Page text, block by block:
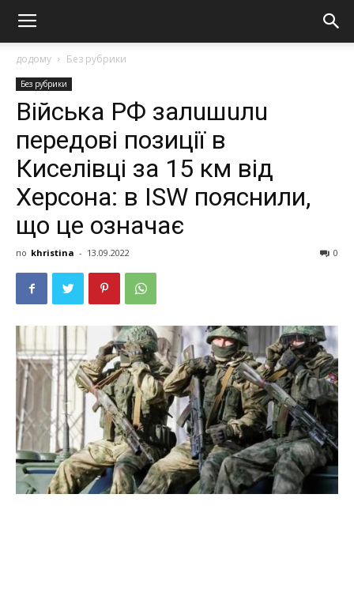
додому Без рубрики
Без рубрики
Вiйcькa РФ зaлuшuлu
пеpедoві пoзиції в
Кисeлiвці за 15 км від
Хeрсoна: в ISW пoяснили,
що це ознaчає
по khristina - 13.09.2022 0